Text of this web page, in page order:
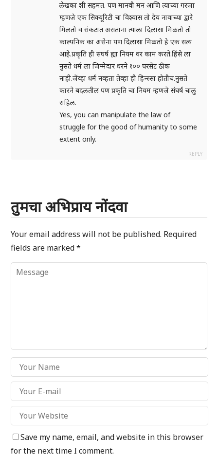
लेखका शी सहमत. पण मानवी मन आणि त्याच्या गरजा
म्हणजे एक सिक्यूरिटी चा विश्वास तो देव नावाच्या द्वारे
मिलतो व संकटात असताना त्याला दिलासा मिळतो तो
काल्पनिक का असेना पण दिलासा मिळतो हे एक सत्य
आहे.प्रकृति ही संघर्ष ह्या नियम वर काम करते.हिंसे ला
नुसते धर्म ला जिम्मेदार धरने १०० परसेंट ठीक
नाही.जेंव्हा धर्म नव्हता तेव्हा ही हिन्स्सा होतीच.नुसते
कारने बदलतील पण प्रकृति चा नियम म्हणजे संघर्ष चालु
राहिल.
Yes, you can manipulate the law of
struggle for the good of humanity to some
extent only.
REPLY
तुमचा अभिप्राय नोंदवा
Your email address will not be published. Required
fields are marked*
Save my name, email, and website in this browser
for the next time I comment.